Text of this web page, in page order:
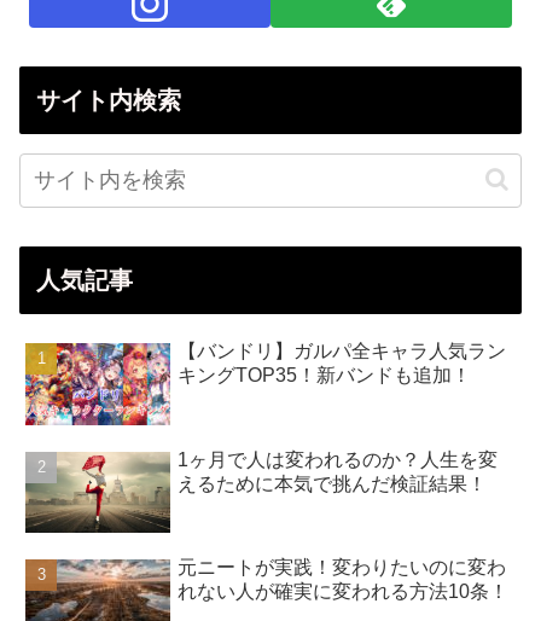
サイト内検索
人気記事
【バンドリ】ガルパ全キャラ人気ラン
キングTOP35！新バンドも追加！
1ヶ月で人は変われるのか？人生を変
えるために本気で挑んだ検証結果！
元ニートが実践！変わりたいのに変わ
れない人が確実に変われる方法10条！